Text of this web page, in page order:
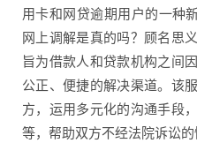
用卡和网贷逾期用户的一种
网上调解是真的吗？顾名思
旨为借款人和贷款机构之间
公正、便捷的解决渠道。该
方，运用多元化的沟通手段
等，帮助双方不经法院诉讼的